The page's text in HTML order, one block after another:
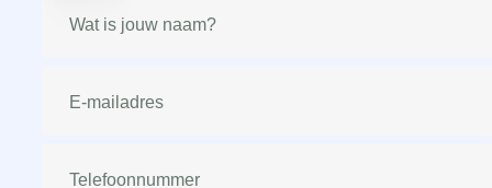
mailadres(Vereist)